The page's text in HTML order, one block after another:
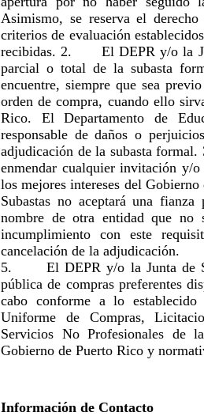
Asimismo, se reserva el
criterios de evaluación
recibidas. 2. El DEPR y/o la
parcial o total de la subasta
encuentre, siempre que sea
orden de compra, cuando ello
Rico. El Departamento de
responsable de daños o
adjudicación de la subasta
enmendar cualquier invitación y/
los mejores intereses del
Subastas no aceptará una
nombre de otra entidad que no
incumplimiento con este
cancelación de la adjudicación.
5. El DEPR y/o la Junta de
pública de compras preferentes
cabo conforme a lo
Uniforme de Compras,
Servicios No Profesionales de
Gobierno de Puerto Rico y
Información de Contacto